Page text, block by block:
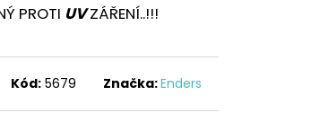
PROTI UVZÁŘENÍ..!!!
Kód: 5679 Značka:Enders